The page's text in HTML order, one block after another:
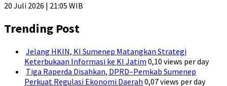
20 Juli 2026 | 21:05 WIB
Trending Post
Jelang HKIN, KI Sumenep Matangkan Strategi
Keterbukaan Informasi ke KI Jatim 0,10 views per day
Tiga Raperda Disahkan, DPRD–Pemkab Sumenep
Perkuat Regulasi Ekonomi Daerah 0,07 views per day